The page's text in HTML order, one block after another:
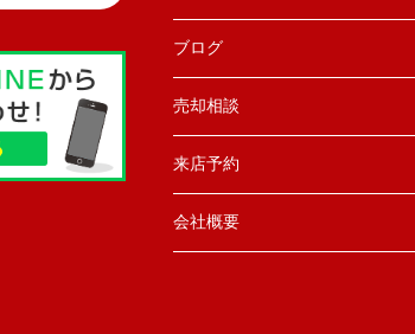
ブログ
売却相談
来店予約
会社概要